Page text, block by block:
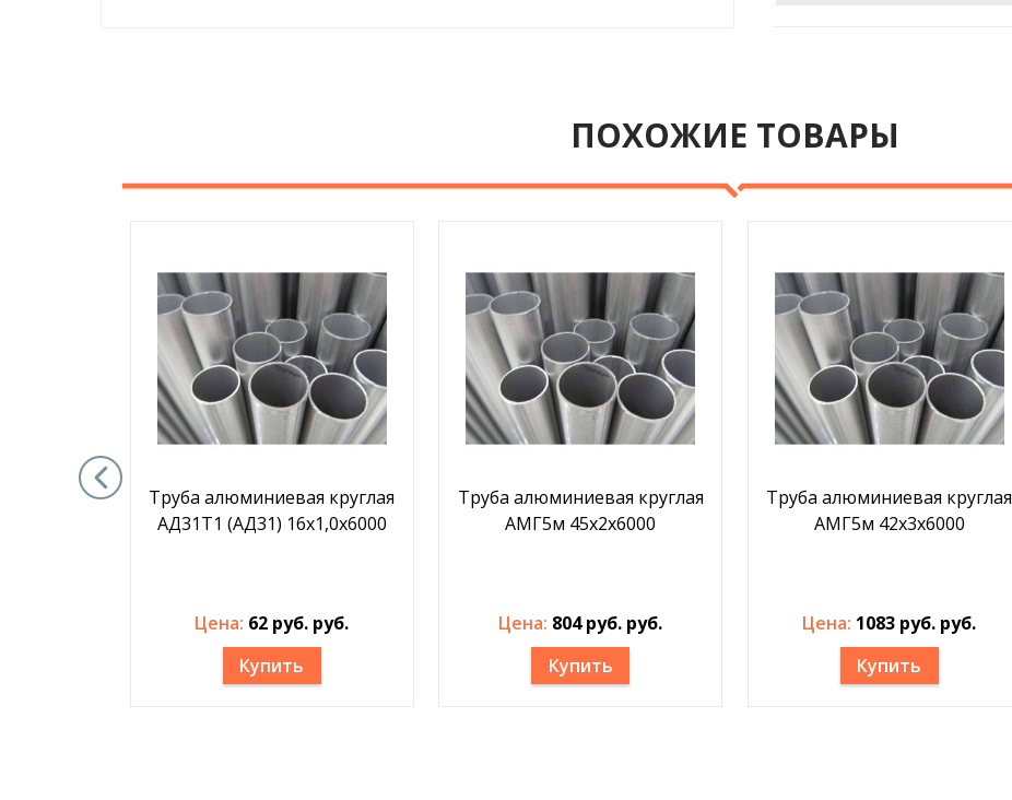
ПОХОЖИЕ ТОВАРЫ
круглая
Труба алюминиевая круглая
АД31Т1 (АД31) 16х1,0х6000
Цена: 62 руб. руб.
Купить
Труба алюминиевая круглая
АМГ5м 45х2х6000
Цена: 804 руб. руб.
Купить
Труба алюминиевая круглая
АМГ5м 42х3х6000
Цена: 1083 руб. руб.
Купить